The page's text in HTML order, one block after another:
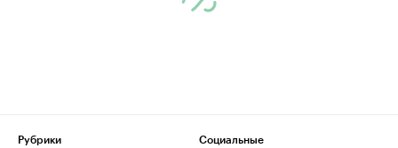
Рубрики
Социальные